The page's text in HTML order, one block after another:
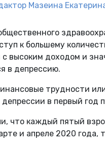
Мазеина
к большему
с высоким доходом и
в депрессию.
трудности
в первый год
что каждый пятый
и апреле 2020 года,